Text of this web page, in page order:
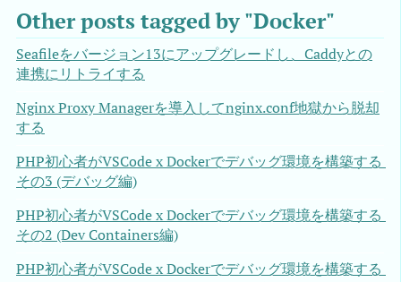
Other posts tagged by "Docker"
Seafileをバージョン13にアップグレードし、Caddyとの
連携にリトライする
Nginx Proxy Managerを導入してnginx.conf地獄から脱却
する
PHP初心者がVSCode x Dockerでデバッグ環境を構築する
その3 (デバッグ編)
PHP初心者がVSCode x Dockerでデバッグ環境を構築する
その2 (Dev Containers編)
PHP初心者がVSCode x Dockerでデバッグ環境を構築する